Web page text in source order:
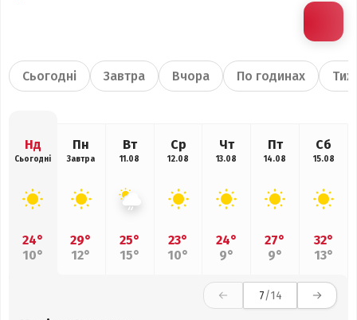
Сьогодні Завтра Вчора По годинах
Нд
Сьогодні
24°
10°
Пн
Завтра
29°
12°
Вт
11.08
25°
15°
Ср
12.08
23°
10°
Чт
13.08
24°
9°
Пт
14.08
27°
9°
Сб
15.08
32°
13°
7/14